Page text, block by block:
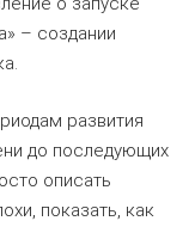
– создании
развития
до последующих
описать
показать, как